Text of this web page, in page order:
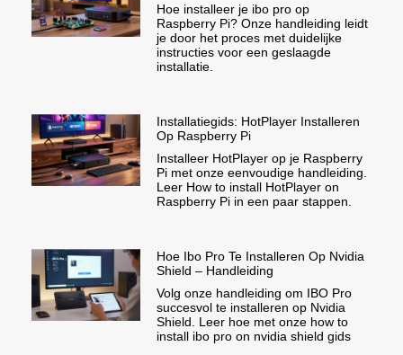
Hoe installeer je ibo pro op
Raspberry Pi? Onze handleiding leidt
je door het proces met duidelijke
instructies voor een geslaagde
installatie.
Installatiegids: HotPlayer Installeren
Op Raspberry Pi
Installeer HotPlayer op je Raspberry
Pi met onze eenvoudige handleiding.
Leer How to install HotPlayer on
Raspberry Pi in een paar stappen.
Hoe Ibo Pro Te Installeren Op Nvidia
Shield – Handleiding
Volg onze handleiding om IBO Pro
succesvol te installeren op Nvidia
Shield. Leer hoe met onze how to
install ibo pro on nvidia shield gids